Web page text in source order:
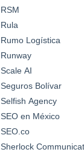
RSM
Rula
Rumo Logística
Runway
Scale AI
Seguros Bolívar
Selfish Agency
SEO en México
SEO.co
Sherlock